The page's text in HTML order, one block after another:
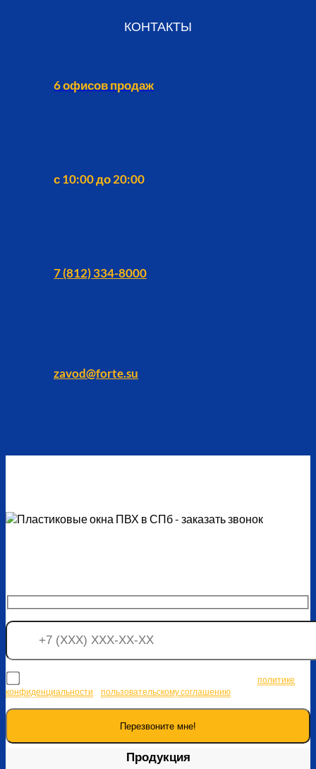
КОНТАКТЫ
6 офисов продаж
с 10:00 до 20:00
7 (812) 334-8000
zavod@forte.su
политике
конфиденциальности
пользовательскому соглашению
Продукция